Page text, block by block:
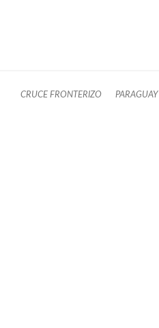
CRUCE FRONTERIZO PARAGUAY